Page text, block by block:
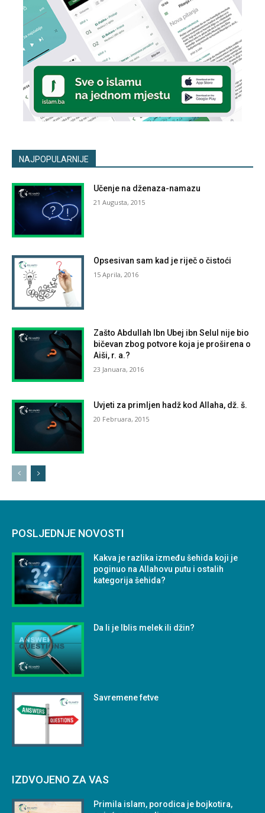
NAJPOPULARNIJE
Učenje na dženaza-namazu
21 Augusta, 2015
Opsesivan sam kad je riječ o čistoći
15 Aprila, 2016
Zašto Abdullah Ibn Ubej ibn Selul nije bio
bičevan zbog potvore koja je proširena o
Aiši, r. a.?
23 Januara, 2016
Uvjeti za primljen hadž kod Allaha, dž. š.
20 Februara, 2015
POSLJEDNJE NOVOSTI
Kakva je razlika između šehida koji je
poginuo na Allahovu putu i ostalih
kategorija šehida?
Da li je Iblis melek ili džin?
Savremene fetve
IZDVOJENO ZA VAS
Primila islam, porodica je bojkotira,